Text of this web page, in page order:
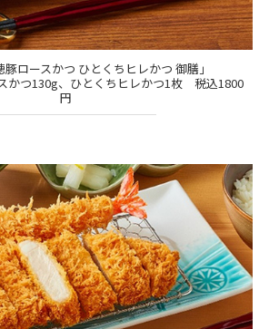
豚ロースかつ ひとくちヒレかつ 御膳」
かつ130g、ひとくちヒレかつ1枚 税込1800
円